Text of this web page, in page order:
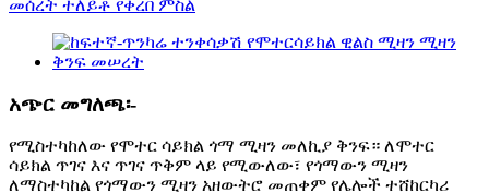
አጭር መግለጫ፡-
የሚስተካከለው የሞተር ሳይክል ጎማ ሚዛን መለኪያ ቅንፍ። ለሞተር
ሳይክል ጥገና እና ጥገና ጥቅም ላይ የሚውለው፣ የጎማውን ሚዛን
ለማስተካከል የጎማውን ሚዛን አዘውትሮ መጠቀም የሌሎች ተሸከርካሪ